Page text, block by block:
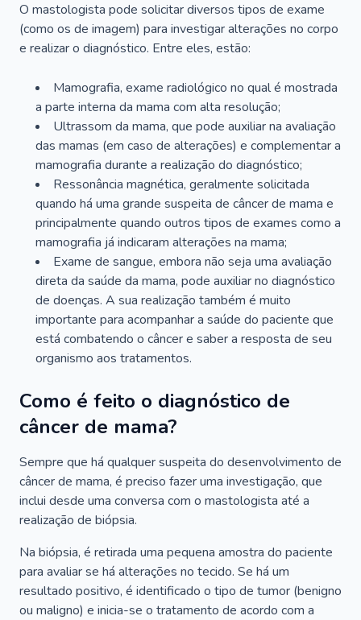
O mastologista pode solicitar diversos tipos de exame
(como os de imagem) para investigar alterações no corpo
e realizar o diagnóstico. Entre eles, estão:
Mamografia, exame radiológico no qual é mostrada
a parte interna da mama com alta resolução;
Ultrassom da mama, que pode auxiliar na avaliação
das mamas (em caso de alterações) e complementar a
mamografia durante a realização do diagnóstico;
Ressonância magnética, geralmente solicitada
quando há uma grande suspeita de câncer de mama e
principalmente quando outros tipos de exames como a
mamografia já indicaram alterações na mama;
Exame de sangue, embora não seja uma avaliação
direta da saúde da mama, pode auxiliar no diagnóstico
de doenças. A sua realização também é muito
importante para acompanhar a saúde do paciente que
está combatendo o câncer e saber a resposta de seu
organismo aos tratamentos.
Como é feito o diagnóstico de
câncer de mama?
Sempre que há qualquer suspeita do desenvolvimento de
câncer de mama, é preciso fazer uma investigação, que
inclui desde uma conversa com o mastologista até a
realização de biópsia.
Na biópsia, é retirada uma pequena amostra do paciente
para avaliar se há alterações no tecido. Se há um
resultado positivo, é identificado o tipo de tumor (benigno
ou maligno) e inicia-se o tratamento de acordo com a